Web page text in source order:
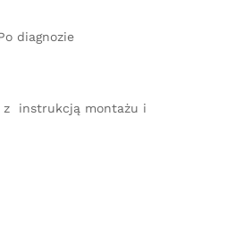
diagnozie
z instrukcją montażu i